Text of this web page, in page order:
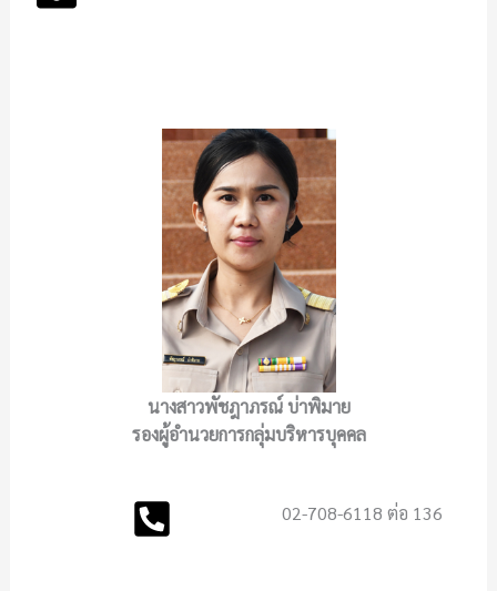
นางสาวพัชฎาภรณ์ บ่าพิมาย
รองผู้อำนวยการกลุ่มบริหารบุคคล
02-708-6118 ต่อ 136